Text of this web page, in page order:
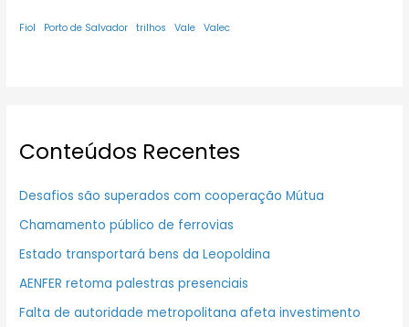
Fiol Porto de Salvador trilhos Vale Valec
Conteúdos Recentes
Desafios são superados com cooperação Mútua
Chamamento público de ferrovias
Estado transportará bens da Leopoldina
AENFER retoma palestras presenciais
Falta de autoridade metropolitana afeta investimento